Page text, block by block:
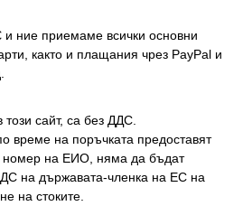
ние приемаме всички основни
както и плащания чрез PayPal и
сайт, са без ДДС.
време на поръчката предоставят
номер на ЕИО, няма да бъдат
на държавата-членка на ЕС на
на стоките.